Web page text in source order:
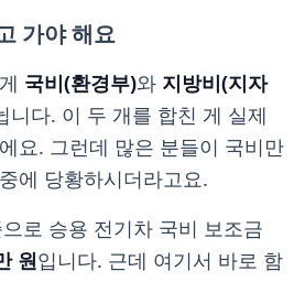
가야 해요
국비(환경부)와 지방비(지자
니다. 이 두 개를 합친 게 실제
요. 그런데 많은 분들이 국비만
에 당황하시더라고요.
로 승용 전기차 국비 보조금
원입니다. 근데 여기서 바로 함